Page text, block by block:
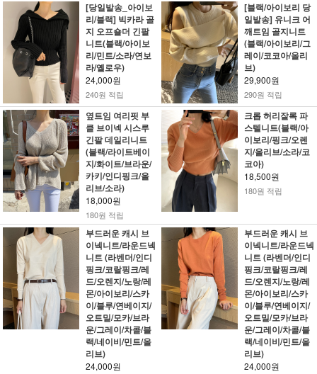
[당일발송_아이보
리/블랙] 빅카라 골
지 오프숄더 긴팔
니트(블랙/아이보
리/민트/소라/연보
라/옐로우)
24,000원
240원 적립
[블랙/아이보리 당
일발송] 유니크 어
깨트임 골지니트
(블랙/아이보리/그
레이/코코아/올리
브)
29,900원
290원 적립
옆트임 여리핏 부
클 브이넥 시스루
긴팔 데일리니트
(블랙/라이트베이
지/화이트/브라운/
카키/인디핑크/올
리브/소라)
18,000원
180원 적립
크롭 허리잘록 파
스텔니트(블랙/아
이보리/핑크/오렌
지/올리브/소라/코
코아)
18,500원
180원 적립
부드러운 캐시 브
이넥니트/라운드넥
니트 (라벤더/인디
핑크/코랄핑크/레
드/오렌지/노랑/레
몬/아이보리/스카
이/블루/연베이지/
오트밀/모카/브라
운/그레이/차콜/블
랙/네이비/민트/올
리브)
24,000원
부드러운 캐시 브
이넥니트/라운드넥
니트 (라벤더/인디
핑크/코랄핑크/레
드/오렌지/노랑/레
몬/아이보리/스카
이/블루/연베이지/
오트밀/모카/브라
운/그레이/차콜/블
랙/네이비/민트/올
리브)
24,000원